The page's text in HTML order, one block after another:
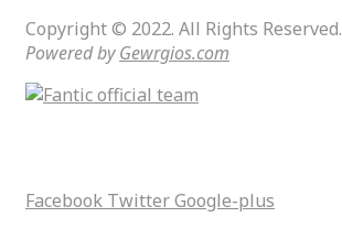
Copyright © 2022. All Rights Reserved.
Powered byGewrgios.com
Facebook TwitterGoogle-plus